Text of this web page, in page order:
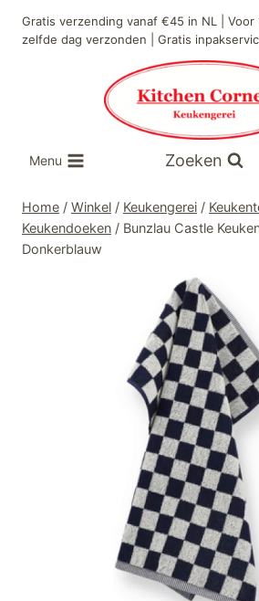
naar
Gratis verzending vanaf €45 in NL | Voor
zelfde dag verzonden | Gratis
Menu Zoeken
Home / Winkel / Keukengerei /
Keukendoeken / Bunzlau Castle
Donkerblauw